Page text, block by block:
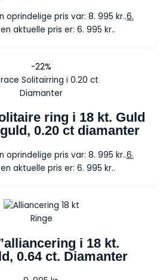
oprindelige pris var: 8. 995 kr..6.
aktuelle pris er: 6. 995 kr..
-22%
Diamanter
ring i 18 kt. Guld
0.20 ct diamanter
oprindelige pris var: 8. 995 kr..6.
aktuelle pris er: 6. 995 kr..
Ringe
i 18 kt.
0.64 ct. Diamanter